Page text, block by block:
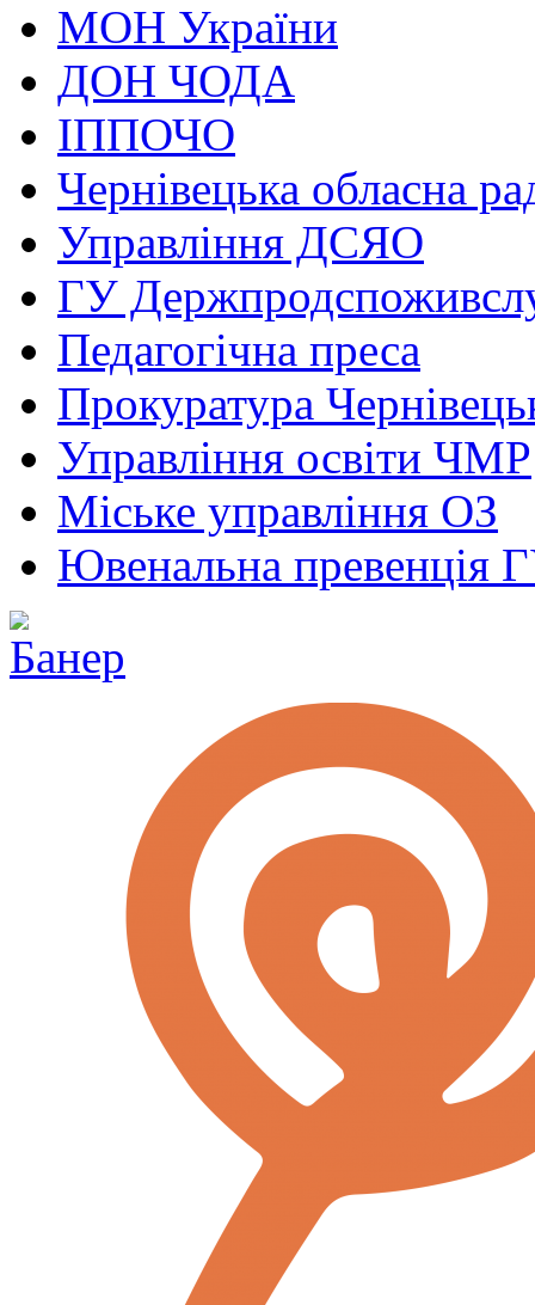
МОН України
ДОН ЧОДА
ІППОЧО
Чернівецька обласна
Управління ДСЯО
ГУ
Педагогічна преса
Прокуратура
Управління освіти ЧМР
Міське управління ОЗ
Ювенальна превенція